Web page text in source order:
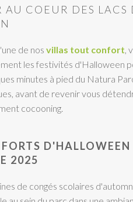
AU COEUR DES
de nos villas tout confort,
les festivités d'Halloween
minutes à pied du Natura
avant de revenir vous
cocooning.
2025
de congés scolaires